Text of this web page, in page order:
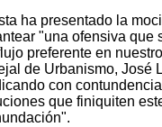
ha presentado la
"una ofensiva
preferente en
de Urbanismo, José
con
que finiquiten